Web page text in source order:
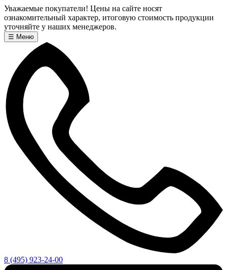
Уважаемые покупатели! Цены на сайте носят
ознакомительный характер, итоговую стоимость продукции
уточняйте у наших менеджеров.
☰ Меню
8 (495) 923-24-00